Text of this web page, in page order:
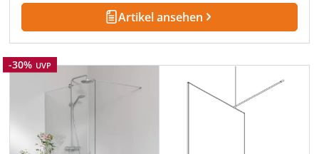
Artikel ansehen
Rabatt
-30% UVP